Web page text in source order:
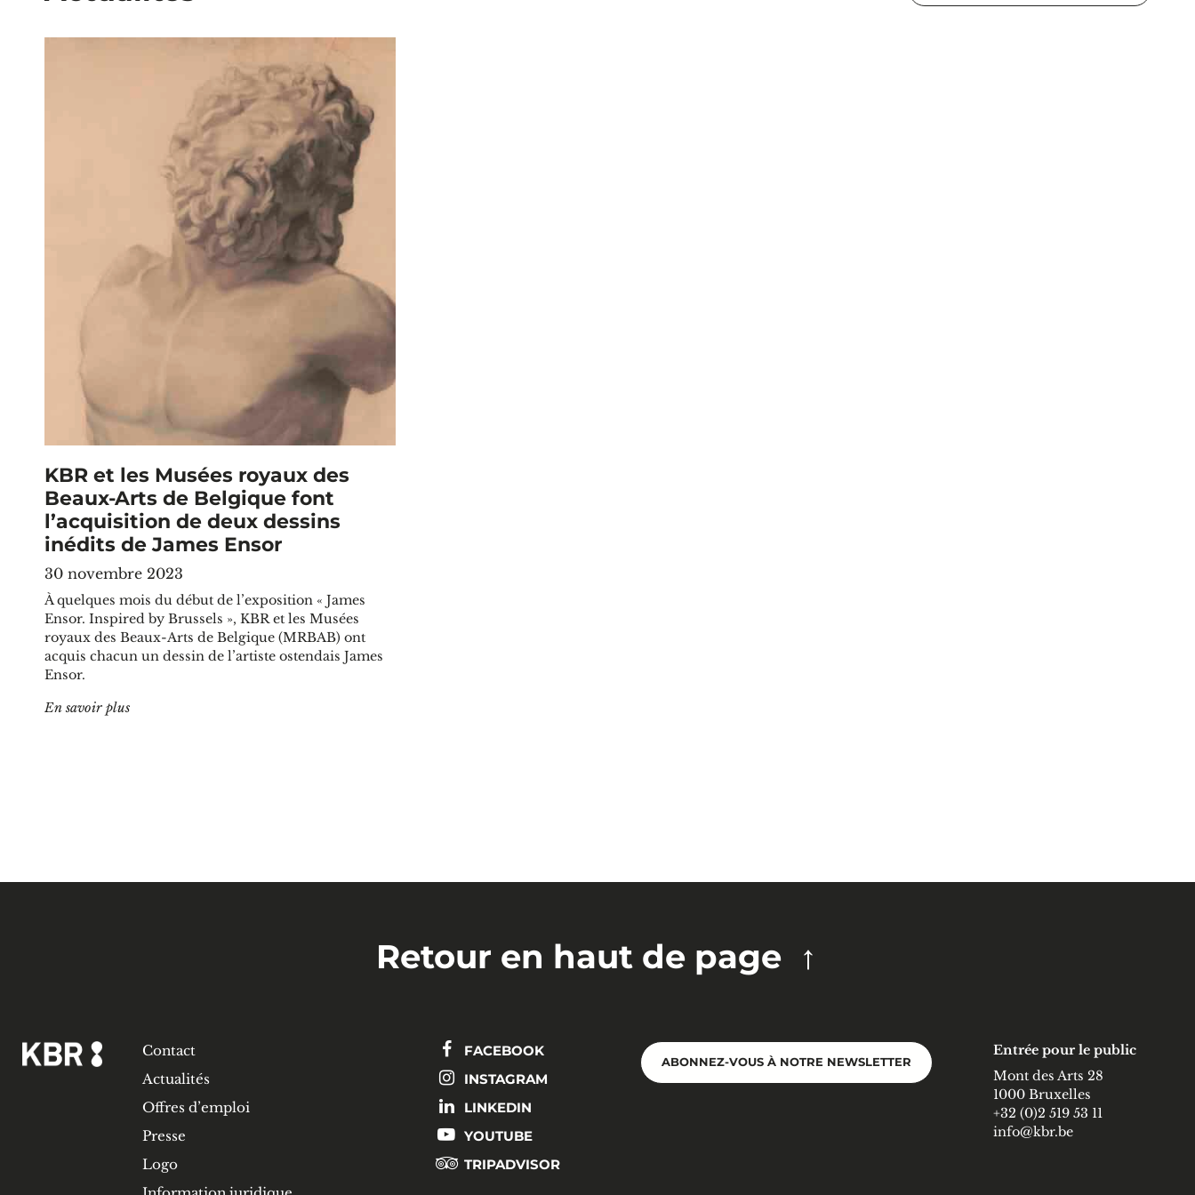
KBR et les Musées royaux des
Beaux-Arts de Belgique font
l’acquisition de deux dessins
inédits de James Ensor
30 novembre 2023
À quelques mois du début de l’exposition « James
Ensor. Inspired by Brussels », KBR et les Musées
royaux des Beaux-Arts de Belgique (MRBAB) ont
acquis chacun un dessin de l’artiste ostendais James
Ensor.
En savoir plus"KBR et les Musées royaux des Beaux-Arts de Belgique font l’acquisition de deux dessins inédits de James Ensor"
Retour en haut de page
Contact
Actualités
Offres d’emploi
Presse
Logo
FACEBOOK
INSTAGRAM
LINKEDIN
YOUTUBE
TRIPADVISOR
ABONNEZ-VOUS À NOTRE NEWSLETTER
Entrée pour le public
Mont des Arts 28
1000 Bruxelles
+32 (0)2 519 53 11
info@kbr.be